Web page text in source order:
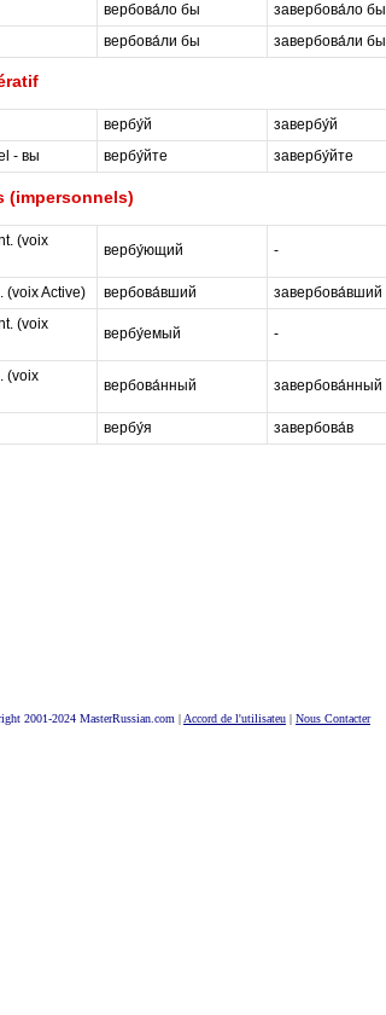
вербова́ло бы
завербова́ло бы
вербова́ли бы завербова́ли бы
вербу́й
завербу́й
- вы
вербу́йте завербу́йте
(impersonnels)
(voix
вербу́ющий -
(voix Active) вербова́вший
завербова́вший
(voix
вербу́емый -
(voix
вербова́нный завербова́нный
вербу́я завербова́в
2001-2024 MasterRussian.com | Accord de l'utilisateu | Nous Contacter